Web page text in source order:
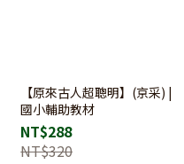
【原來古人超聰明】(京采) |
國小輔助教材
NT$288
NT$320